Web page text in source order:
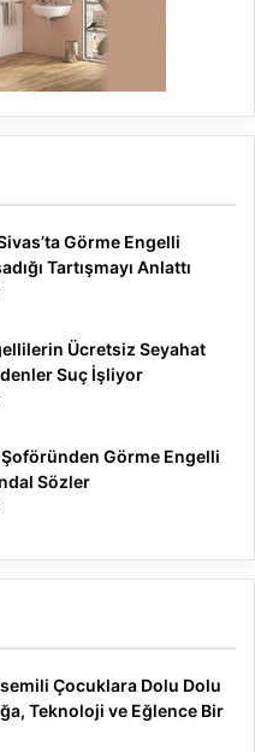
Görme Engelli
Tartışmayı Anlattı
Ücretsiz Seyahat
Suç İşliyor
Görme Engelli
Sözler
Çocuklara Dolu Dolu
Teknoloji ve Eğlence Bir